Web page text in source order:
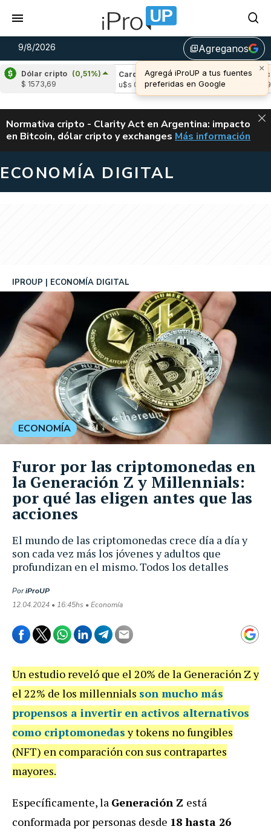
9/8/2026 library_addAgreganos
×
Agregá iProUP a tus fuentes
preferidas en Google
Dólar cripto (0,51%)
$ 1573,69
(0,51%)
Cardano
(-0,71%)
u$s 0,20
Avalanche
u$s 6,49
ALERTA
Normativa cripto - Clarity Act en Argentina: impacto
en Bitcoin, dólar cripto y exchanges CLARITY ACT EN
Más información
ECONOMÍA DIGITAL
El mundo de las criptomonedas crece día a día y
son cada vez más los jóvenes y adultos que
profundizan en el mismo. Todos los detalles
IPROUP ECONOMÍA DIGITAL
PoriProUP
12.04.2024 • 16:45hs • Economía
ECONOMÍA
Furor por las criptomonedas en
la Generación Z y Millennials:
por qué las eligen antes que las
acciones
Un estudio reveló que el 20% de la Generación Z y
el 22% de los millennials son mucho más
propensos a invertir en activos alternativos
como criptomonedasy tokens no fungibles
(NFT) en comparación con sus contrapartes
mayores.
Específicamente, la Generación Z está
conformada por personas desde 18 hasta 26